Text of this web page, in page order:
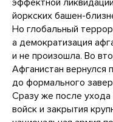
йоркских башен-
Но глобальный
а демократизация
и не произошла. Во
Афганистан вернулся
до формального
Сразу же после ухода
войск и закрытия